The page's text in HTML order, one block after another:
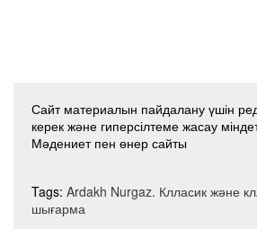
Сайт материалын пайдалану үшін
керек және гиперсілтеме жасау
Мәдениет пен өнер сайты
Tags: Ardakh Nurgaz. Клласик және
шығарма